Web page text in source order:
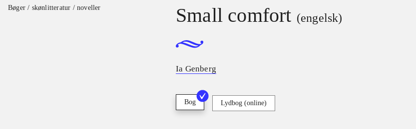
Bøger / skønlitteratur / noveller Small comfort (engelsk)
Ia Genberg
Bog Lydbog (online)